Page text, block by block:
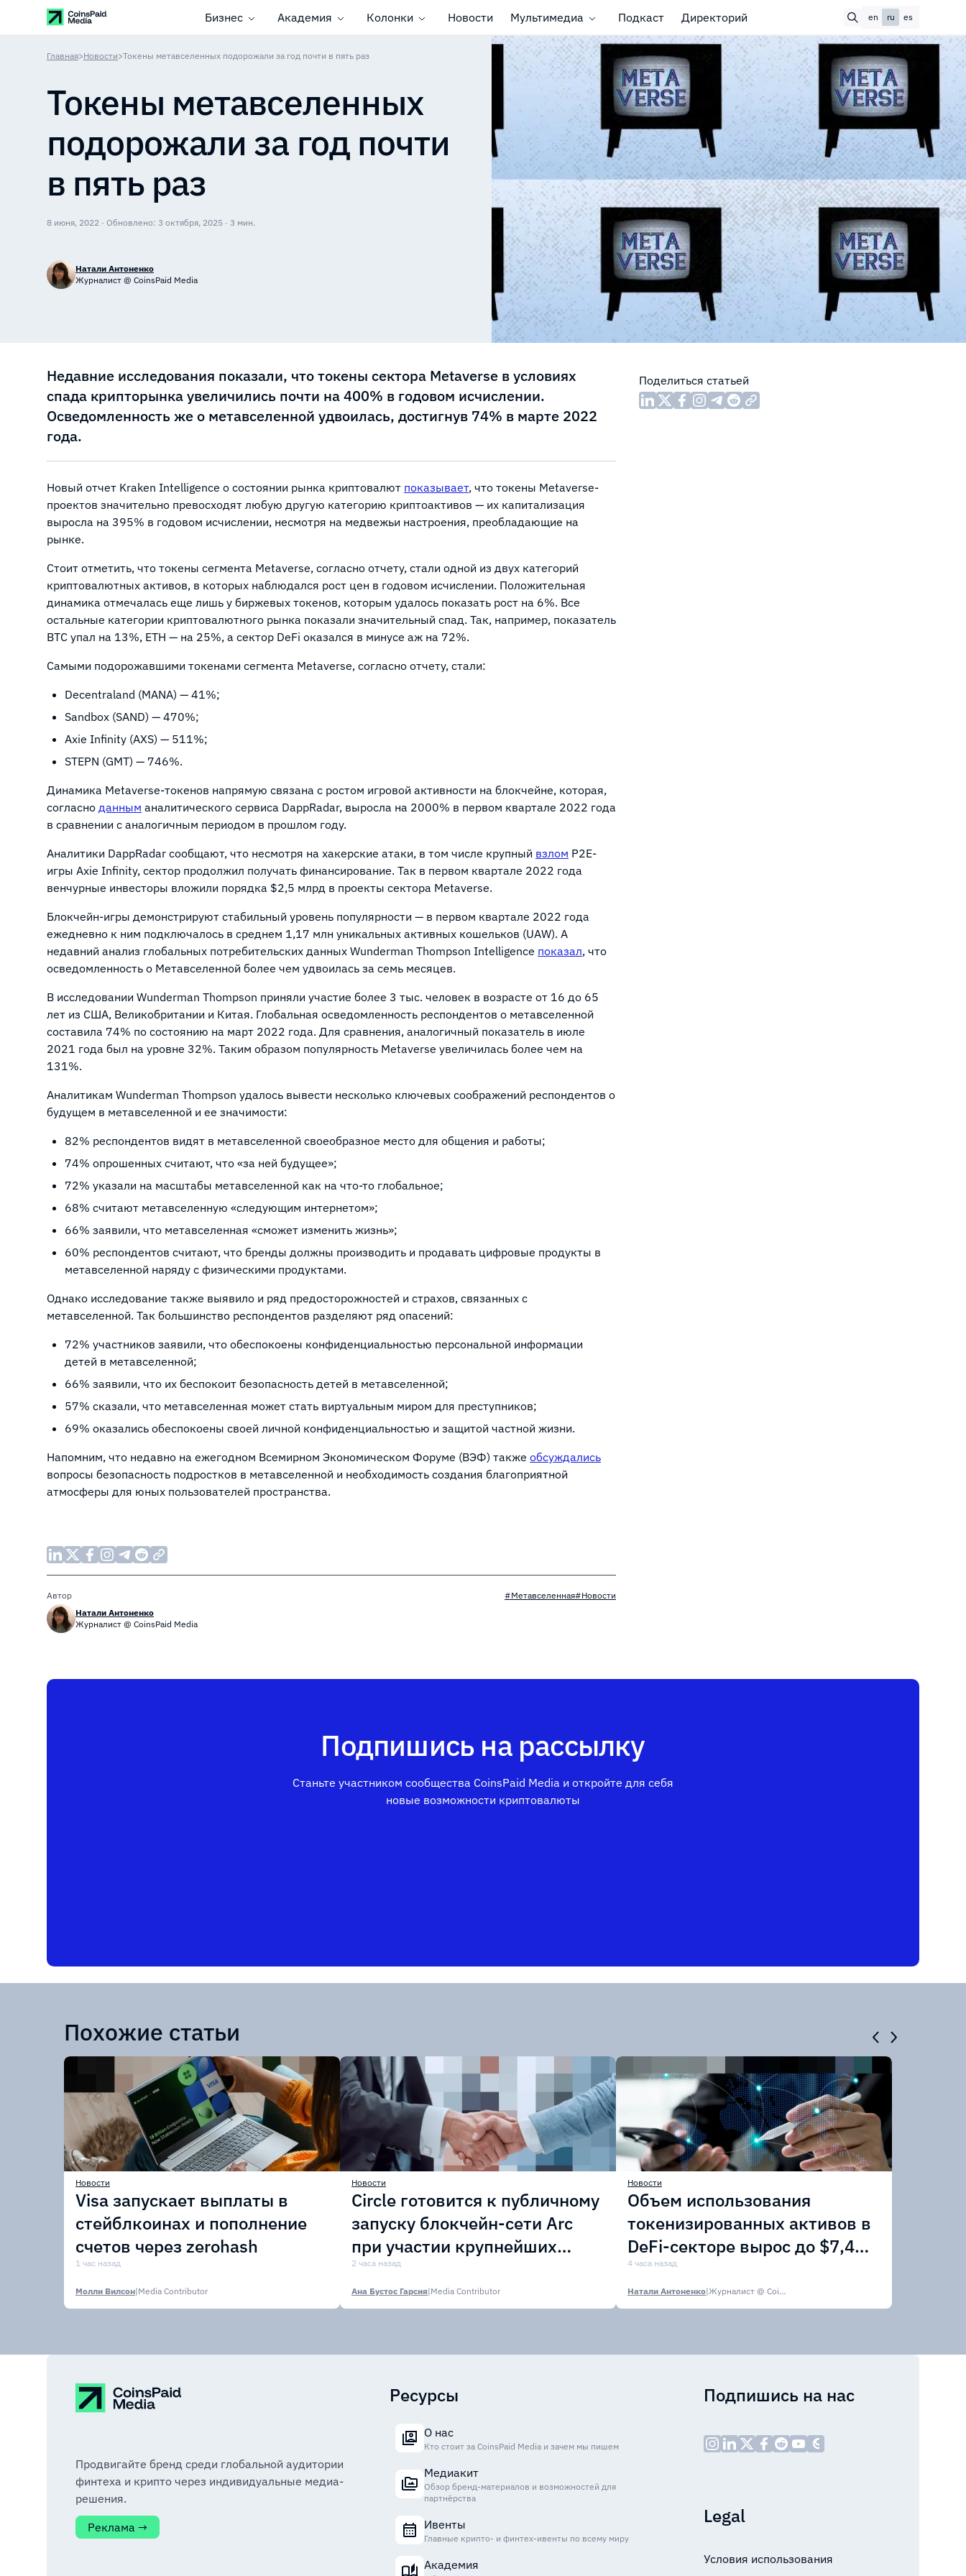
Бизнес Академия Колонки Новости Мультимедиа Подкаст Директорий en ru es
Главная>Новости>Токены метавселенных подорожали за год почти в пять раз
Токены метавселенных
подорожали за год почти
в пять раз
8 июня, 2022 · Обновлено: 3 октября, 2025 · 3 мин.
Натали Антоненко
Журналист @ CoinsPaid Media
Недавние исследования показали, что токены сектора Metaverse в условиях
спада крипторынка увеличились почти на 400% в годовом исчислении.
Осведомленность же о метавселенной удвоилась, достигнув 74% в марте 2022
года.
Новый отчет Kraken Intelligence о состоянии рынка криптовалют показывает, что токены Metaverse-
проектов значительно превосходят любую другую категорию криптоактивов — их капитализация
выросла на 395% в годовом исчислении, несмотря на медвежьи настроения, преобладающие на
рынке.
Стоит отметить, что токены сегмента Metaverse, согласно отчету, стали одной из двух категорий
криптовалютных активов, в которых наблюдался рост цен в годовом исчислении. Положительная
динамика отмечалась еще лишь у биржевых токенов, которым удалось показать рост на 6%. Все
остальные категории криптовалютного рынка показали значительный спад. Так, например, показатель
BTC упал на 13%, ETH — на 25%, а сектор DeFi оказался в минусе аж на 72%.
Самыми подорожавшими токенами сегмента Metaverse, согласно отчету, стали:
Decentraland (MANA) — 41%;
Sandbox (SAND) — 470%;
Axie Infinity (AXS) — 511%;
STEPN (GMT) — 746%.
Динамика Metaverse-токенов напрямую связана с ростом игровой активности на блокчейне, которая,
согласно данным аналитического сервиса DappRadar, выросла на 2000% в первом квартале 2022 года
в сравнении с аналогичным периодом в прошлом году.
Аналитики DappRadar сообщают, что несмотря на хакерские атаки, в том числе крупный взлом P2E-
игры Axie Infinity, сектор продолжил получать финансирование. Так в первом квартале 2022 года
венчурные инвесторы вложили порядка $2,5 млрд в проекты сектора Metaverse.
Блокчейн-игры демонстрируют стабильный уровень популярности — в первом квартале 2022 года
ежедневно к ним подключалось в среднем 1,17 млн уникальных активных кошельков (UAW). А
недавний анализ глобальных потребительских данных Wunderman Thompson Intelligence показал, что
осведомленность о Метавселенной более чем удвоилась за семь месяцев.
В исследовании Wunderman Thompson приняли участие более 3 тыс. человек в возрасте от 16 до 65
лет из США, Великобритании и Китая. Глобальная осведомленность респондентов о метавселенной
составила 74% по состоянию на март 2022 года. Для сравнения, аналогичный показатель в июле
2021 года был на уровне 32%. Таким образом популярность Metaverse увеличилась более чем на
131%.
Аналитикам Wunderman Thompson удалось вывести несколько ключевых соображений респондентов о
будущем в метавселенной и ее значимости:
82% респондентов видят в метавселенной своеобразное место для общения и работы;
74% опрошенных считают, что «за ней будущее»;
72% указали на масштабы метавселенной как на что-то глобальное;
68% считают метавселенную «следующим интернетом»;
66% заявили, что метавселенная «сможет изменить жизнь»;
60% респондентов считают, что бренды должны производить и продавать цифровые продукты в
метавселенной наряду с физическими продуктами.
Однако исследование также выявило и ряд предосторожностей и страхов, связанных с
метавселенной. Так большинство респондентов разделяют ряд опасений:
72% участников заявили, что обеспокоены конфиденциальностью персональной информации
детей в метавселенной;
66% заявили, что их беспокоит безопасность детей в метавселенной;
57% сказали, что метавселенная может стать виртуальным миром для преступников;
69% оказались обеспокоены своей личной конфиденциальностью и защитой частной жизни.
Напомним, что недавно на ежегодном Всемирном Экономическом Форуме (ВЭФ) также обсуждались
вопросы безопасность подростков в метавселенной и необходимость создания благоприятной
атмосферы для юных пользователей пространства.
Поделиться статьей
Автор
Натали Антоненко
Журналист @ CoinsPaid Media
#Метавселенная#Новости
Подпишись на рассылку
Станьте участником сообщества CoinsPaid Media и откройте для себя
новые возможности криптовалюты
Похожие статьи
Новости
Visa запускает выплаты в
стейблкоинах и пополнение
счетов через zerohash
1 час назад
Молли Вилсон|Media Contributor
Новости
Circle готовится к публичному
запуску блокчейн-сети Arc
при участии крупнейших
финансовых организаций
2 часа назад
Ана Бустос Гарсия|Media Contributor
Новости
Объем использования
токенизированных активов в
DeFi-секторе вырос до $7,4
млрд
4 часа назад
Натали Антоненко| Журналист @ CoinsPaid Media
Продвигайте бренд среди глобальной аудитории
финтеха и крипто через индивидуальные медиа-
решения.
Реклама →
Ресурсы
О нас
Кто стоит за CoinsPaid Media и зачем мы пишем
Медиакит
Обзор бренд-материалов и возможностей для
партнёрства
Ивенты
Главные крипто- и финтех-ивенты по всему миру
Академия
Подпишись на нас
Legal
Условия использования